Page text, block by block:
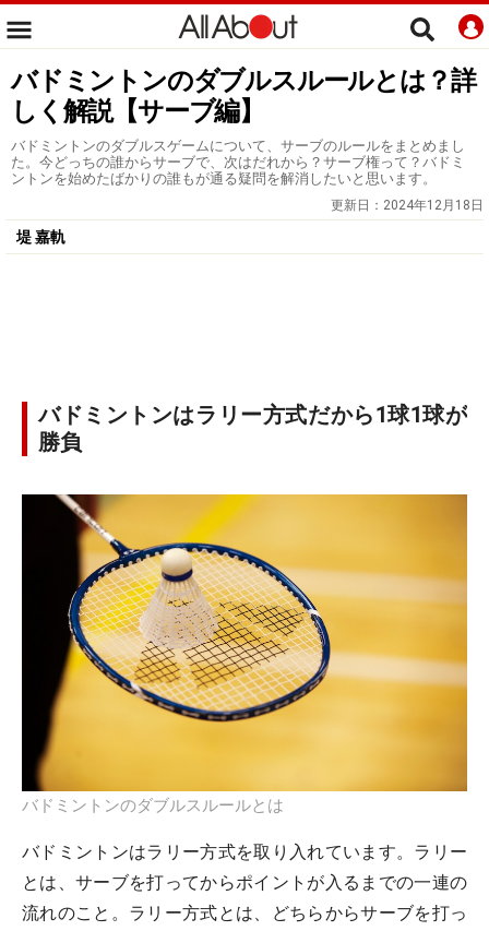
バドミントンのダブルスルールとは？詳
しく解説【サーブ編】
バドミントンのダブルスゲームについて、サーブのルールをまとめまし
た。今どっちの誰からサーブで、次はだれから？サーブ権って？バドミ
ントンを始めたばかりの誰もが通る疑問を解消したいと思います。
更新日： 2024年12月18日
堤 嘉軌
バドミントンはラリー方式だから1球1球が
勝負
バドミントンのダブルスルールとは
バドミントンはラリー方式を取り入れています。ラリー
とは、サーブを打ってからポイントが入るまでの一連の
流れのこと。ラリー方式とは、どちらからサーブを打っ